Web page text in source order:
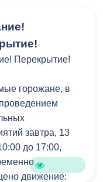
отдыха
современные
приведут в
этого
лишь часть
проекта по
и
после чего
очистили все
Перекрытие!
горожане, в
завтра, 13
до 17:00,
движение: